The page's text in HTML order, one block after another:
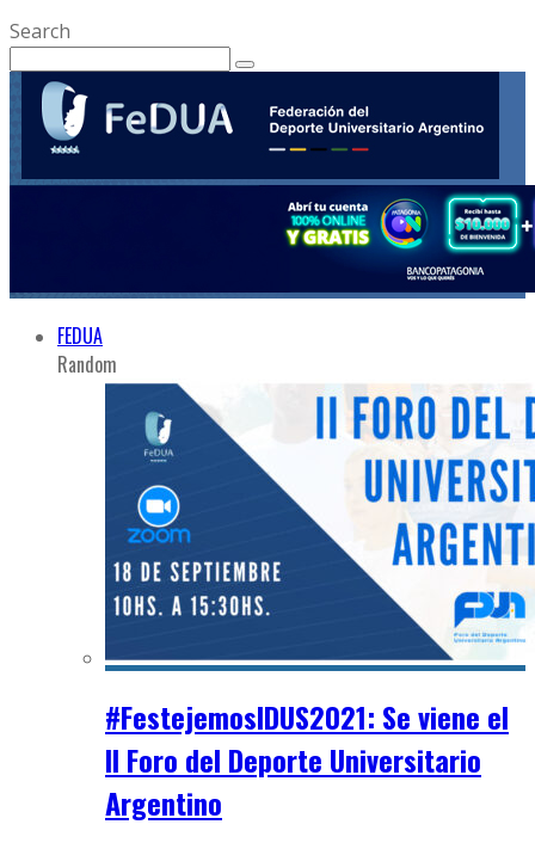
Search
FEDUA
Random
#FestejemosIDUS2021: Se viene el
II Foro del Deporte Universitario
Argentino